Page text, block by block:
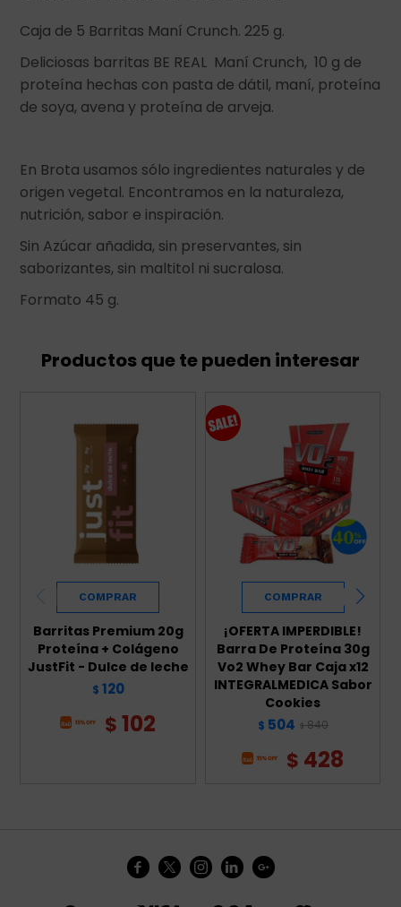
Caja de 5 Barritas Maní Crunch. 225 g.
Deliciosas barritas BE REAL Maní Crunch, 10 g de
proteína hechas con pasta de dátil, maní, proteína
de soya, avena y proteína de arveja.
En Brota usamos sólo ingredientes naturales y de
origen vegetal. Encontramos en la naturaleza,
nutrición, sabor e inspiración.
Sin Azúcar añadida, sin preservantes, sin
saborizantes, sin maltitol ni sucralosa.
Formato 45 g.
Productos que te pueden interesar
Barritas Premium 20g
Proteína + Colágeno
JustFit - Dulce de leche
$ 120
$102
¡OFERTA IMPERDIBLE!
Barra De Proteína 30g
Vo2 Whey Bar Caja x12
INTEGRALMEDICA Sabor
Cookies
$ 504 $ 840
$ 428
    